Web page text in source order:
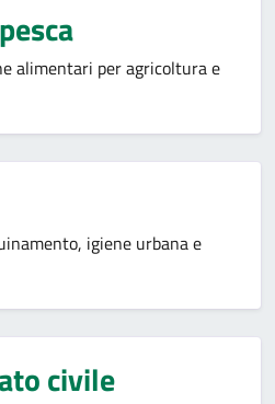
alimentari per agricoltura e
igiene urbana e
civile